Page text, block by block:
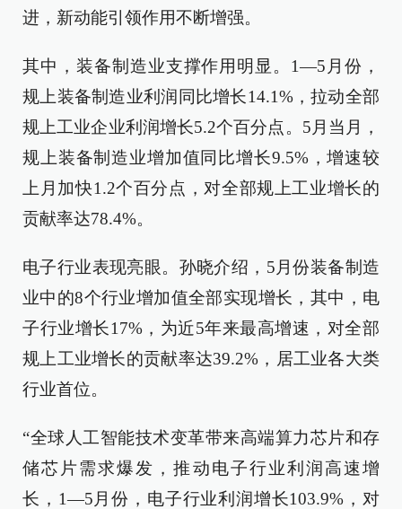
进，新动能引领作用不断增强。
其中，装备制造业支撑作用明显。1—5月份，
规上装备制造业利润同比增长14.1%，拉动全部
规上工业企业利润增长5.2个百分点。5月当月，
规上装备制造业增加值同比增长9.5%，增速较
上月加快1.2个百分点，对全部规上工业增长的
贡献率达78.4%。
电子行业表现亮眼。孙晓介绍，5月份装备制造
业中的8个行业增加值全部实现增长，其中，电
子行业增长17%，为近5年来最高增速，对全部
规上工业增长的贡献率达39.2%，居工业各大类
行业首位。
“全球人工智能技术变革带来高端算力芯片和存
储芯片需求爆发，推动电子行业利润高速增
长，1—5月份，电子行业利润增长103.9%，对